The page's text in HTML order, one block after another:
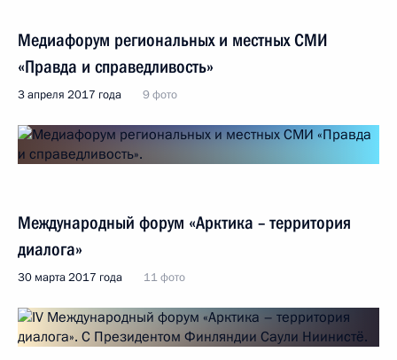
Медиафорум региональных и местных СМИ
«Правда и справедливость»
3 апреля 2017 года 9 фото
Международный форум «Арктика – территория
диалога»
30 марта 2017 года 11 фото